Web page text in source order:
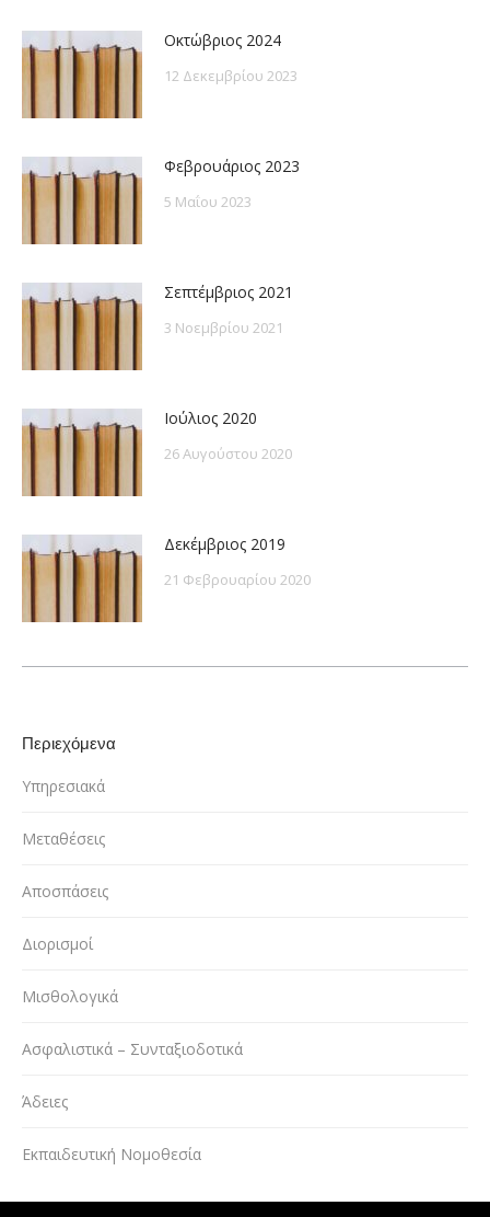
Οκτώβριος 2024
12 Δεκεμβρίου 2023
Φεβρουάριος 2023
5 Μαΐου 2023
Σεπτέμβριος 2021
3 Νοεμβρίου 2021
Ιούλιος 2020
26 Αυγούστου 2020
Δεκέμβριος 2019
21 Φεβρουαρίου 2020
Περιεχόμενα
Υπηρεσιακά
Μεταθέσεις
Αποσπάσεις
Διορισμοί
Μισθολογικά
Ασφαλιστικά – Συνταξιοδοτικά
Άδειες
Εκπαιδευτική Νομοθεσία